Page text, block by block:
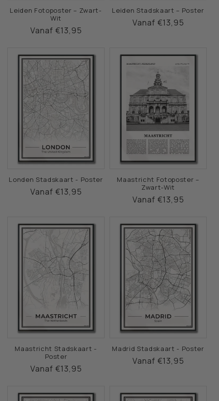
Leiden Fotoposter – Zwart-
Wit
Normale
Vanaf €13,95
Leiden Stadskaart – Poster
Normale
Vanaf €13,95
Londen Stadskaart - Poster
Normale
Vanaf €13,95
Maastricht Fotoposter –
Zwart-Wit
Normale
Vanaf €13,95
Maastricht Stadskaart -
Poster
Normale
Vanaf €13,95
Madrid Stadskaart - Poster
Normale
Vanaf €13,95